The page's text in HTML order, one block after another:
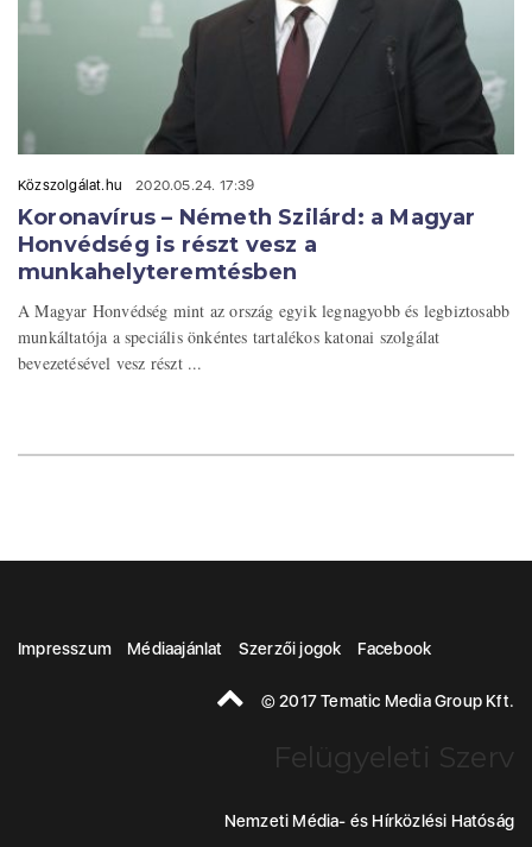
Közszolgálat.hu 2020.05.24. 17:39
Koronavírus – Németh Szilárd: a Magyar
Honvédség is részt vesz a
munkahelyteremtésben
A Magyar Honvédség mint az ország egyik legnagyobb és legbiztosabb
munkáltatója a speciális önkéntes tartalékos katonai szolgálat
bevezetésével vesz részt ...
Impresszum Médiaajánlat Szerzői jogok Facebook
© 2017 Tematic Media Group Kft.
Felügyeleti Szerv
Nemzeti Média- és Hírközlési Hatóság